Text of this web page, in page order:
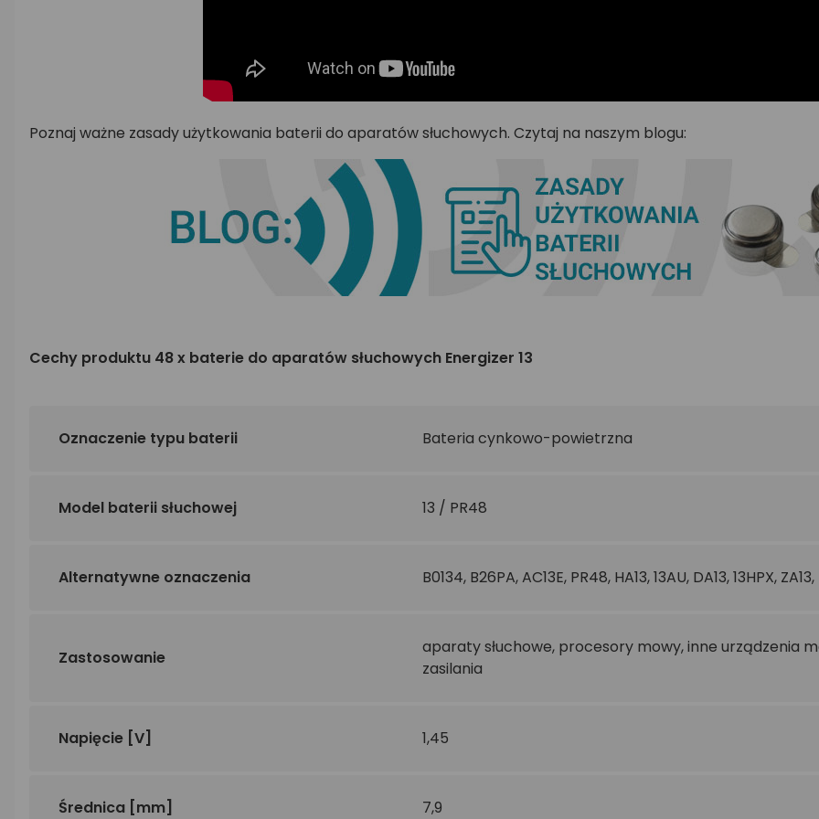
Poznaj ważne zasady użytkowania baterii do aparatów słuchowych. Czytaj na naszym blogu:
Cechy produktu 48 x baterie do aparatów słuchowych Energizer 13
Oznaczenie typu baterii Bateria cynkowo-powietrzna
Model baterii słuchowej 13 / PR48
Alternatywne oznaczenia B0134, B26PA, AC13E, PR48, HA13, 13AU, DA13, 13HPX, ZA13,
Zastosowanie
aparaty słuchowe, procesory mowy, inne urządzenia
zasilania
Napięcie [V] 1,45
Średnica [mm] 7,9